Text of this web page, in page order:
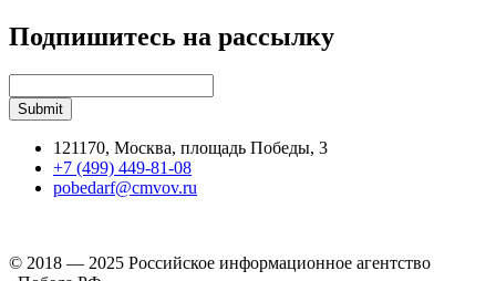
Подпишитесь на рассылку
121170, Москва, площадь Победы, 3
+7 (499) 449-81-08
pobedarf@cmvov.ru
© 2018 — 2025 Российское информационное агентство